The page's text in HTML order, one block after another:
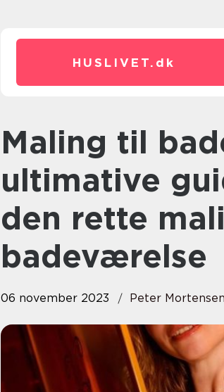
HUSLIVET. dk
Maling til badeværelse: Den
ultimative
den rette
badeværelse
06 november 2023 Peter Mortensen